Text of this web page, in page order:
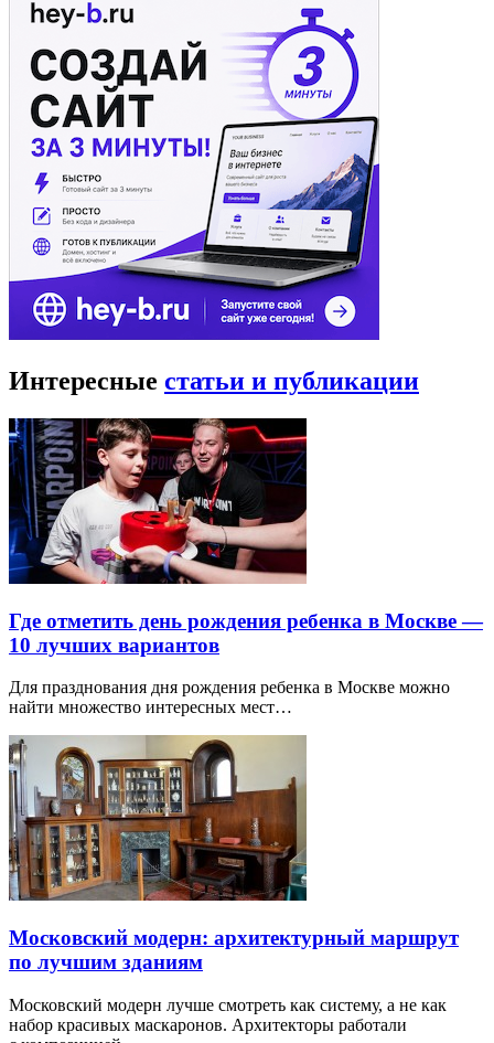
Интересные статьи и публикации
Где отметить день рождения ребенка в Москве —
10 лучших вариантов
Для празднования дня рождения ребенка в Москве можно
найти множество интересных мест…
Московский модерн: архитектурный маршрут
по лучшим зданиям
Московский модерн лучше смотреть как систему, а не как
набор красивых маскаронов. Архитекторы работали